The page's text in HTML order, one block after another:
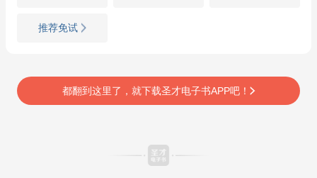
推荐免试
都翻到这里了，就下载圣才电子书APP吧！